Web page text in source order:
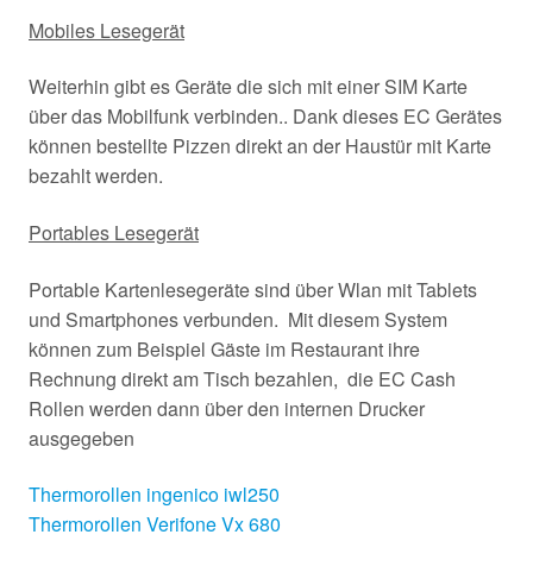
Mobiles Lesegerät
Weiterhin gibt es Geräte die sich mit einer SIM Karte
über das Mobilfunk verbinden.. Dank dieses EC Gerätes
können bestellte Pizzen direkt an der Haustür mit Karte
bezahlt werden.
Portables Lesegerät
Portable Kartenlesegeräte sind über Wlan mit Tablets
und Smartphones verbunden. Mit diesem System
können zum Beispiel Gäste im Restaurant ihre
Rechnung direkt am Tisch bezahlen, die EC Cash
Rollen werden dann über den internen Drucker
ausgegeben
Thermorollen ingenico iwl250
Thermorollen Verifone Vx 680